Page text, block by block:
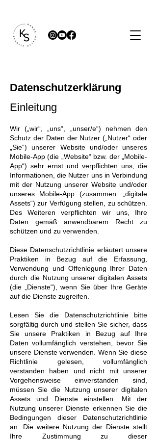
Datenschutzerklärung
Einleitung
Wir („wir“, „uns“, „unser/e“) nehmen den
Schutz der Daten der Nutzer („Nutzer“ oder
„Sie“) unserer Website und/oder unseres
Mobile-App (die „Website“ bzw. der „Mobile-
App“) sehr ernst und verpflichten uns, die
Informationen, die Nutzer uns in Verbindung
mit der Nutzung unserer Website und/oder
unseres Mobile-App (zusammen: „digitale
Assets“) zur Verfügung stellen, zu schützen.
Des Weiteren verpflichten wir uns, Ihre
Daten gemäß anwendbarem Recht zu
schützen und zu verwenden.
Diese Datenschutzrichtlinie erläutert unsere
Praktiken in Bezug auf die Erfassung,
Verwendung und Offenlegung Ihrer Daten
durch die Nutzung unserer digitalen Assets
(die „Dienste“), wenn Sie über Ihre Geräte
auf die Dienste zugreifen.
Lesen Sie die Datenschutzrichtlinie bitte
sorgfältig durch und stellen Sie sicher, dass
Sie unsere Praktiken in Bezug auf Ihre
Daten vollumfänglich verstehen, bevor Sie
unsere Dienste verwenden. Wenn Sie diese
Richtlinie gelesen, vollumfänglich
verstanden haben und nicht mit unserer
Vorgehensweise einverstanden sind,
müssen Sie die Nutzung unserer digitalen
Assets und Dienste einstellen. Mit der
Nutzung unserer Dienste erkennen Sie die
Bedingungen dieser Datenschutzrichtlinie
an. Die weitere Nutzung der Dienste stellt
Ihre Zustimmung zu dieser